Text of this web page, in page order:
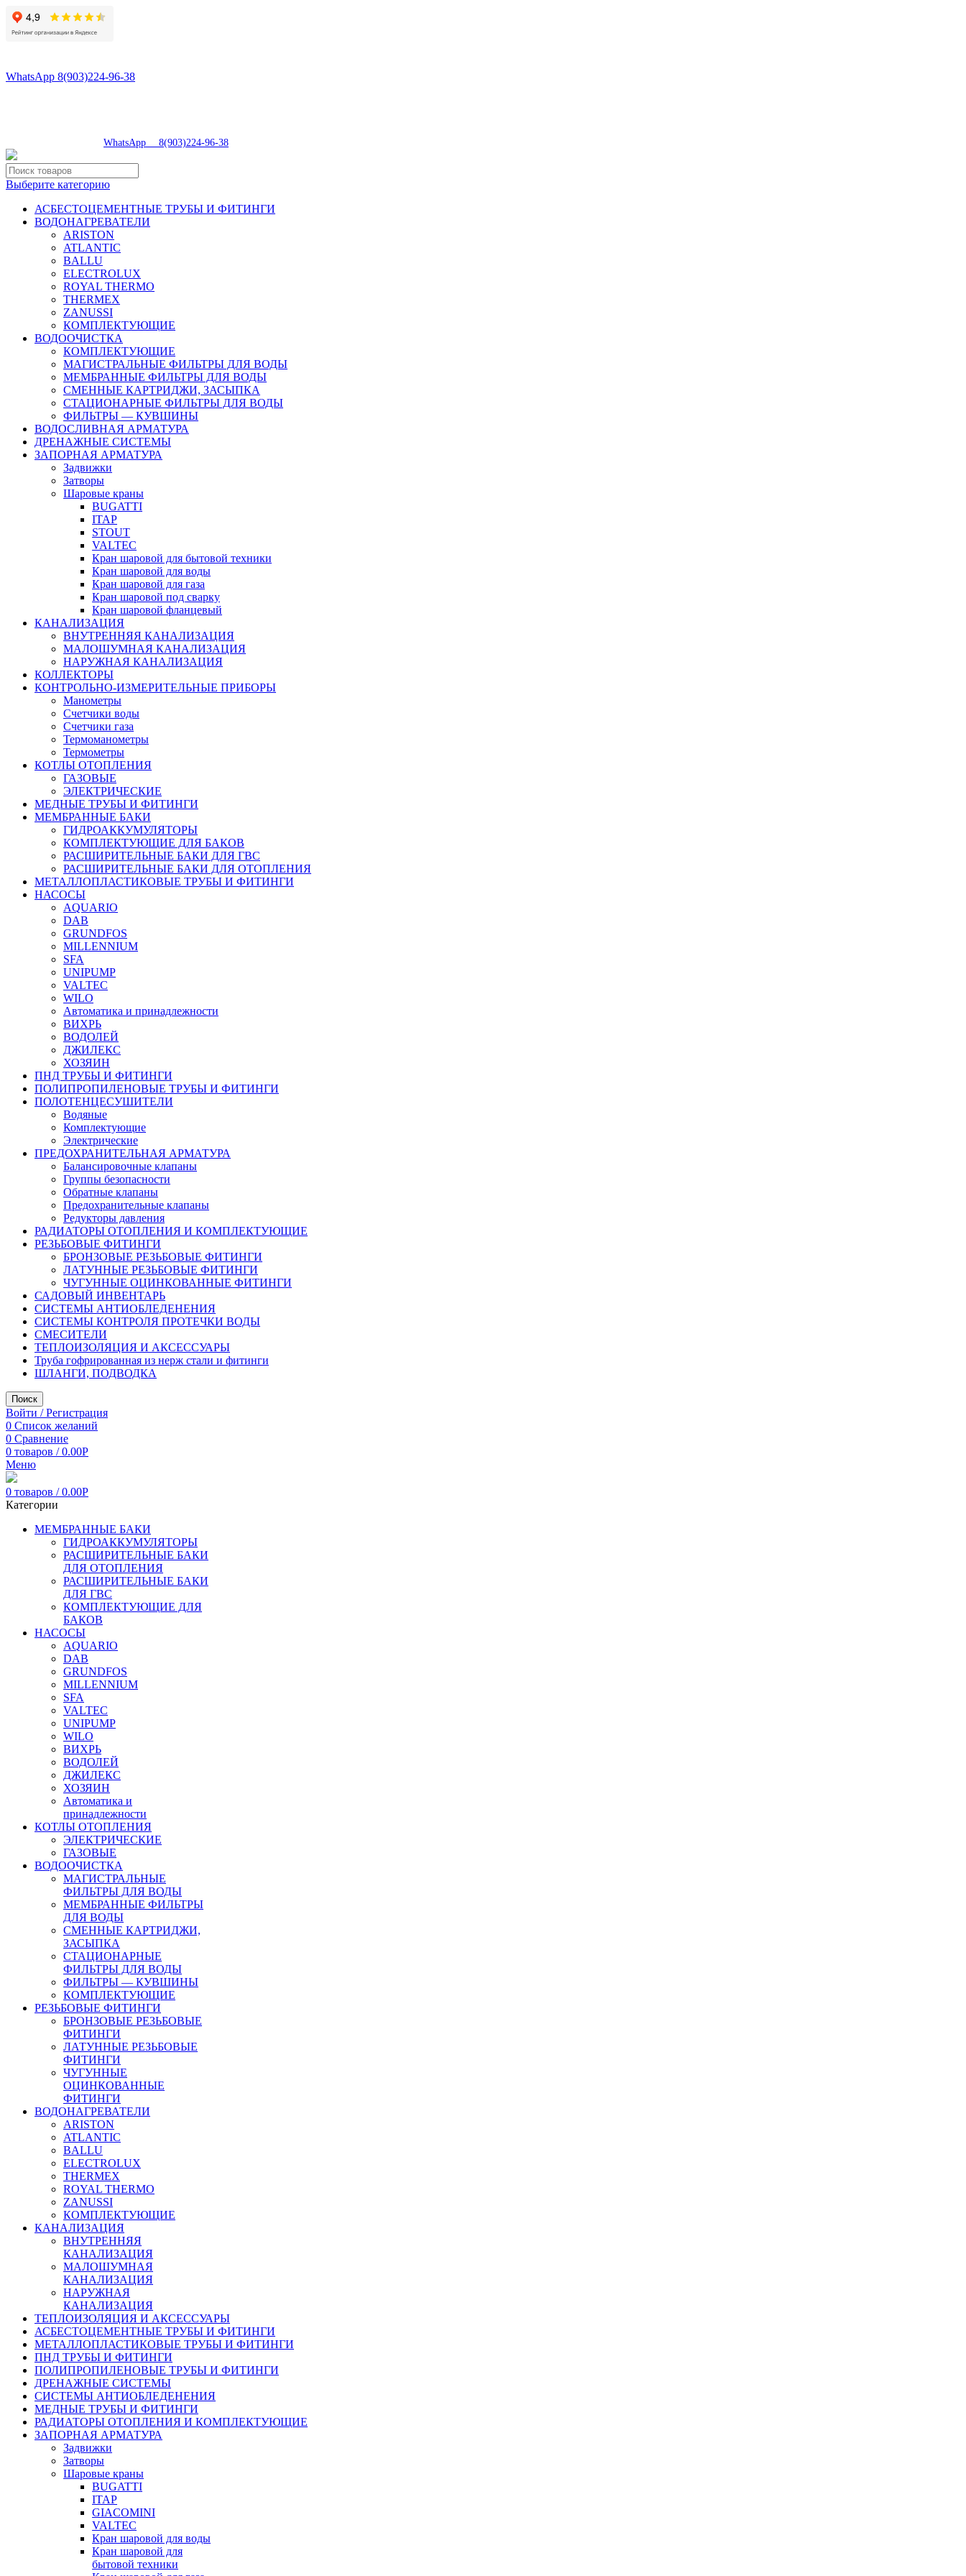
WhatsApp 8(903)224-96-38
WhatsApp 8(903)224-96-38
Выберите категорию
АСБЕСТОЦЕМЕНТНЫЕ ТРУБЫ И ФИТИНГИ
ВОДОНАГРЕВАТЕЛИ
ARISTON
ATLANTIC
BALLU
ELECTROLUX
ROYAL THERMO
THERMEX
ZANUSSI
КОМПЛЕКТУЮЩИЕ
ВОДООЧИСТКА
КОМПЛЕКТУЮЩИЕ
МАГИСТРАЛЬНЫЕ ФИЛЬТРЫ ДЛЯ ВОДЫ
МЕМБРАННЫЕ ФИЛЬТРЫ ДЛЯ ВОДЫ
СМЕННЫЕ КАРТРИДЖИ, ЗАСЫПКА
СТАЦИОНАРНЫЕ ФИЛЬТРЫ ДЛЯ ВОДЫ
ФИЛЬТРЫ — КУВШИНЫ
ВОДОСЛИВНАЯ АРМАТУРА
ДРЕНАЖНЫЕ СИСТЕМЫ
ЗАПОРНАЯ АРМАТУРА
Задвижки
Затворы
Шаровые краны
BUGATTI
ITAP
STOUT
VALTEC
Кран шаровой для бытовой техники
Кран шаровой для воды
Кран шаровой для газа
Кран шаровой под сварку
Кран шаровой фланцевый
КАНАЛИЗАЦИЯ
ВНУТРЕННЯЯ КАНАЛИЗАЦИЯ
МАЛОШУМНАЯ КАНАЛИЗАЦИЯ
НАРУЖНАЯ КАНАЛИЗАЦИЯ
КОЛЛЕКТОРЫ
КОНТРОЛЬНО-ИЗМЕРИТЕЛЬНЫЕ ПРИБОРЫ
Манометры
Счетчики воды
Счетчики газа
Термоманометры
Термометры
КОТЛЫ ОТОПЛЕНИЯ
ГАЗОВЫЕ
ЭЛЕКТРИЧЕСКИЕ
МЕДНЫЕ ТРУБЫ И ФИТИНГИ
МЕМБРАННЫЕ БАКИ
ГИДРОАККУМУЛЯТОРЫ
КОМПЛЕКТУЮЩИЕ ДЛЯ БАКОВ
РАСШИРИТЕЛЬНЫЕ БАКИ ДЛЯ ГВС
РАСШИРИТЕЛЬНЫЕ БАКИ ДЛЯ ОТОПЛЕНИЯ
МЕТАЛЛОПЛАСТИКОВЫЕ ТРУБЫ И ФИТИНГИ
НАСОСЫ
AQUARIO
DAB
GRUNDFOS
MILLENNIUM
SFA
UNIPUMP
VALTEC
WILO
Автоматика и принадлежности
ВИХРЬ
ВОДОЛЕЙ
ДЖИЛЕКС
ХОЗЯИН
ПНД ТРУБЫ И ФИТИНГИ
ПОЛИПРОПИЛЕНОВЫЕ ТРУБЫ И ФИТИНГИ
ПОЛОТЕНЦЕСУШИТЕЛИ
Водяные
Комплектующие
Электрические
ПРЕДОХРАНИТЕЛЬНАЯ АРМАТУРА
Балансировочные клапаны
Группы безопасности
Обратные клапаны
Предохранительные клапаны
Редукторы давления
РАДИАТОРЫ ОТОПЛЕНИЯ И КОМПЛЕКТУЮЩИЕ
РЕЗЬБОВЫЕ ФИТИНГИ
БРОНЗОВЫЕ РЕЗЬБОВЫЕ ФИТИНГИ
ЛАТУННЫЕ РЕЗЬБОВЫЕ ФИТИНГИ
ЧУГУННЫЕ ОЦИНКОВАННЫЕ ФИТИНГИ
САДОВЫЙ ИНВЕНТАРЬ
СИСТЕМЫ АНТИОБЛЕДЕНЕНИЯ
СИСТЕМЫ КОНТРОЛЯ ПРОТЕЧКИ ВОДЫ
СМЕСИТЕЛИ
ТЕПЛОИЗОЛЯЦИЯ И АКСЕССУАРЫ
Труба гофрированная из нерж стали и фитинги
ШЛАНГИ, ПОДВОДКА
Поиск
Войти / Регистрация
0 Список желаний
0 Сравнение
0 товаров / 0.00Р
Меню
0 товаров / 0.00Р
Категории
МЕМБРАННЫЕ БАКИ
ГИДРОАККУМУЛЯТОРЫ
РАСШИРИТЕЛЬНЫЕ БАКИ
ДЛЯ ОТОПЛЕНИЯ
РАСШИРИТЕЛЬНЫЕ БАКИ
ДЛЯ ГВС
КОМПЛЕКТУЮЩИЕ ДЛЯ
БАКОВ
НАСОСЫ
AQUARIO
DAB
GRUNDFOS
MILLENNIUM
SFA
VALTEC
UNIPUMP
WILO
ВИХРЬ
ВОДОЛЕЙ
ДЖИЛЕКС
ХОЗЯИН
Автоматика и
принадлежности
КОТЛЫ ОТОПЛЕНИЯ
ЭЛЕКТРИЧЕСКИЕ
ГАЗОВЫЕ
ВОДООЧИСТКА
МАГИСТРАЛЬНЫЕ
ФИЛЬТРЫ ДЛЯ ВОДЫ
МЕМБРАННЫЕ ФИЛЬТРЫ
ДЛЯ ВОДЫ
СМЕННЫЕ КАРТРИДЖИ,
ЗАСЫПКА
СТАЦИОНАРНЫЕ
ФИЛЬТРЫ ДЛЯ ВОДЫ
ФИЛЬТРЫ — КУВШИНЫ
КОМПЛЕКТУЮЩИЕ
РЕЗЬБОВЫЕ ФИТИНГИ
БРОНЗОВЫЕ РЕЗЬБОВЫЕ
ФИТИНГИ
ЛАТУННЫЕ РЕЗЬБОВЫЕ
ФИТИНГИ
ЧУГУННЫЕ
ОЦИНКОВАННЫЕ
ФИТИНГИ
ВОДОНАГРЕВАТЕЛИ
ARISTON
ATLANTIC
BALLU
ELECTROLUX
THERMEX
ROYAL THERMO
ZANUSSI
КОМПЛЕКТУЮЩИЕ
КАНАЛИЗАЦИЯ
ВНУТРЕННЯЯ
КАНАЛИЗАЦИЯ
МАЛОШУМНАЯ
КАНАЛИЗАЦИЯ
НАРУЖНАЯ
КАНАЛИЗАЦИЯ
ТЕПЛОИЗОЛЯЦИЯ И АКСЕССУАРЫ
АСБЕСТОЦЕМЕНТНЫЕ ТРУБЫ И ФИТИНГИ
МЕТАЛЛОПЛАСТИКОВЫЕ ТРУБЫ И ФИТИНГИ
ПНД ТРУБЫ И ФИТИНГИ
ПОЛИПРОПИЛЕНОВЫЕ ТРУБЫ И ФИТИНГИ
ДРЕНАЖНЫЕ СИСТЕМЫ
СИСТЕМЫ АНТИОБЛЕДЕНЕНИЯ
МЕДНЫЕ ТРУБЫ И ФИТИНГИ
РАДИАТОРЫ ОТОПЛЕНИЯ И КОМПЛЕКТУЮЩИЕ
ЗАПОРНАЯ АРМАТУРА
Задвижки
Затворы
Шаровые краны
BUGATTI
ITAP
GIACOMINI
VALTEC
Кран шаровой для воды
Кран шаровой для
бытовой техники